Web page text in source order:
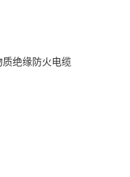
绝缘防火电缆